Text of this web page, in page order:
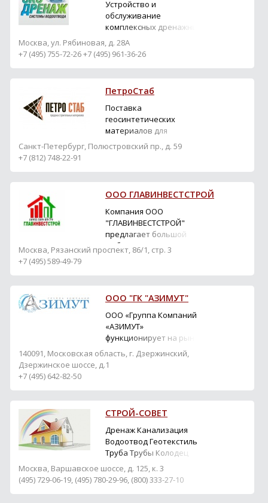
Устройство и
обслуживание
комплексных дренажных
систем.
Москва, ул. Рябиновая, д. 28А
+7 (495) 755-72-26 +7 (495) 961-36-26
ПетроСтаб
Поставка
геосинтетических
материалов для
дорожного
строительства и
Санкт-Петербург, Полюстровский пр., д. 59
+7 (812) 748-22-91
ООО ГЛАВИНВЕСТСТРОЙ
Компания ООО
"ГЛАВИНВЕСТСТРОЙ"
предлагает большой
выбор строительных
материалов. Мы не
же осуществляем
выгрузку продукции. За
время своего
существования
"ГЛАВИНВЕСТСТРОЙ"
зарекомендовала себя ...
Москва, Рязанский проспект, 86/1, стр. 3
+7 (495) 589-49-79
ООО "ГК "АЗИМУТ"
ООО «Группа Компаний
«АЗИМУТ»
функционирует на рынке
с 2008 года. Компания
изготавливает и
используя для этого
различные виды
материалов: сталь,
нержавеющая сталь,
пластик, пластмасс,
полимербетон,...
140091, Московская область, г. Дзержинский,
Дзержинское шоссе, д.1
+7 (495) 642-82-50
СТРОЙ-СОВЕТ
Дренаж Канализация
Водоотвод Геотекстиль
Труба Трубы Колодец
Дождеприемник
Москва, Варшавское шоссе, д. 125, к. 3
(495) 729-06-19, (495) 780-29-96, (800) 333-27-10